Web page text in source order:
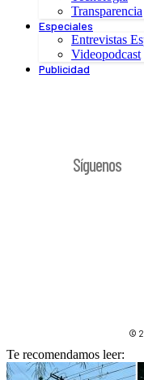
Transparencia
Especiales
Entrevistas
Videopodcast
Publicidad
Síguenos
©
Te recomendamos leer: